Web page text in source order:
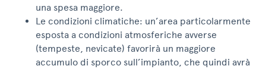
una spesa maggiore.
Le condizioni climatiche: un’area particolarmente
esposta a condizioni atmosferiche avverse
(tempeste, nevicate) favorirà un maggiore
accumulo di sporco sull’impianto, che quindi avrà